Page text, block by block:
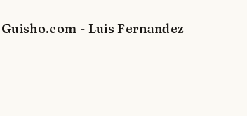
Guisho.com - Luis Fernandez